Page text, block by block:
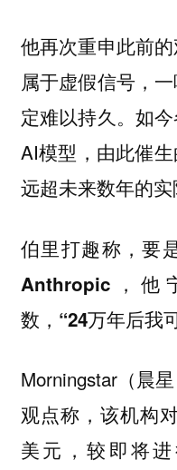
他再次重申此前
属于虚假信号，
定难以持久。如
AI模型，由此催
远超未来数年的实
伯里打趣称，要
Anthropic，
数，“24万年后我
Morningstar（晨
观点称，该机构
美元，较即将